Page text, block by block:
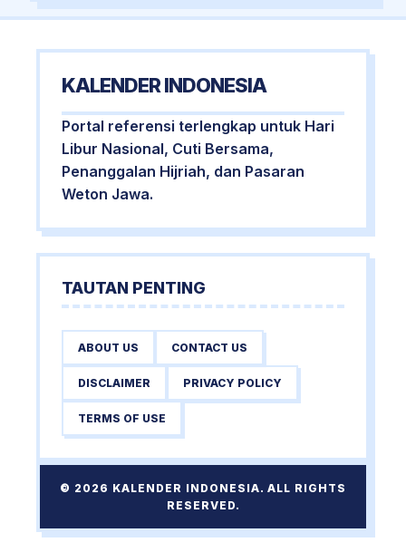
KALENDER INDONESIA
Portal referensi terlengkap untuk Hari
Libur Nasional, Cuti Bersama,
Penanggalan Hijriah, dan Pasaran
Weton Jawa.
TAUTAN PENTING
ABOUT US CONTACT US
DISCLAIMER PRIVACY POLICY
TERMS OF USE
© 2026 KALENDER INDONESIA. ALL RIGHTS
RESERVED.